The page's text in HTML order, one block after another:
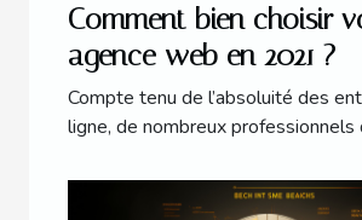
Comment bien choisir
agence web en 2021 ?
Compte tenu de l’absoluité des
ligne, de nombreux professionnels